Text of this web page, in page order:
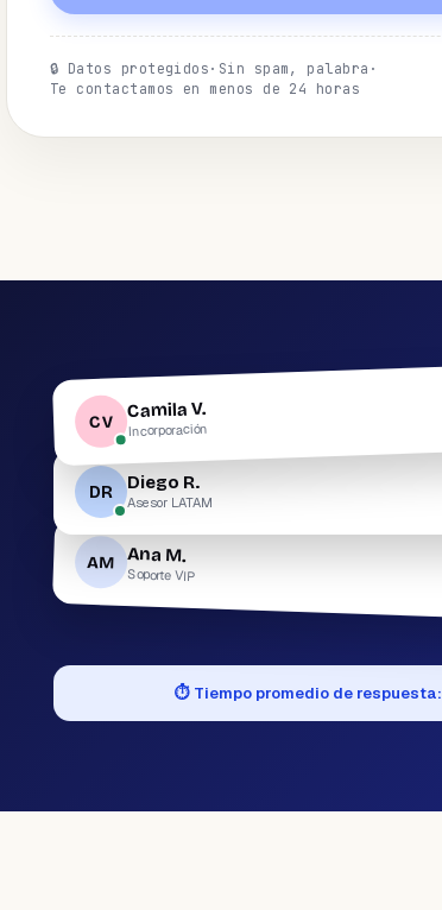
🔒 Datos protegidos · Sin spam, palabra ·
Te contactamos en menos de 24 horas
CV Camila V.
Incorporación
DR Diego R.
Asesor LATAM
AM Ana M.
Soporte VIP
⏱ Tiempo promedio de respuesta: